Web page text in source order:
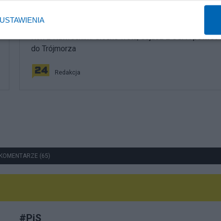
Polityka
Rok z Nawrockim. Głośne weta, sojusz z USA i powrót
do Trójmorza
Redakcja
(65)
#PiS
USTAWIENIA